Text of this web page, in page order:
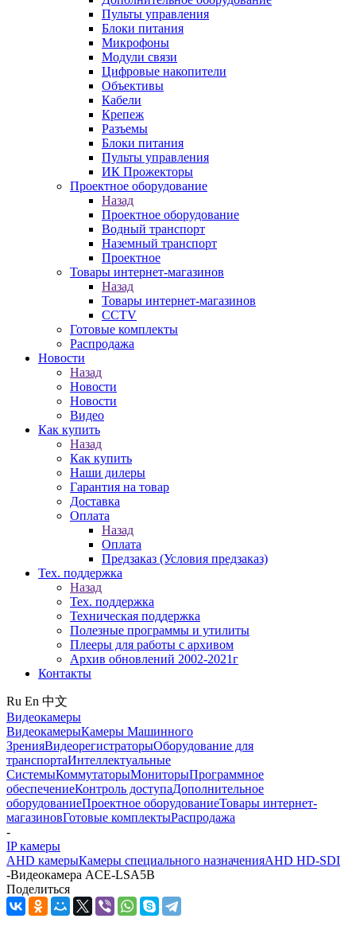
Пульты управления
Блоки питания
Микрофоны
Модули связи
Цифровые накопители
Объективы
Кабели
Крепеж
Разъемы
Блоки питания
Пульты управления
ИК Прожекторы
Проектное оборудование
Назад
Проектное оборудование
Водный транспорт
Наземный транспорт
Проектное
Товары интернет-магазинов
Назад
Товары интернет-магазинов
CCTV
Готовые комплекты
Распродажа
Новости
Назад
Новости
Новости
Видео
Как купить
Назад
Как купить
Наши дилеры
Гарантия на товар
Доставка
Оплата
Назад
Оплата
Предзаказ (Условия предзаказ)
Тех. поддержка
Назад
Тех. поддержка
Техническая поддержка
Полезные программы и утилиты
Плееры для работы с архивом
Архив обновлений 2002-2021г
Контакты
Ru En 中文
Видеокамеры
ВидеокамерыКамеры Машинного
ЗренияВидеорегистраторыОборудование для
транспортаИнтеллектуальные
СистемыКоммутаторыМониторыПрограммное
обеспечениеКонтроль доступаДополнительное
оборудованиеПроектное оборудованиеТовары интернет-
магазиновГотовые комплектыРаспродажа
-
IP камеры
AHD камерыКамеры специального назначенияAHD HD-SDI
-Видеокамера ACE-LSA5B
Поделиться